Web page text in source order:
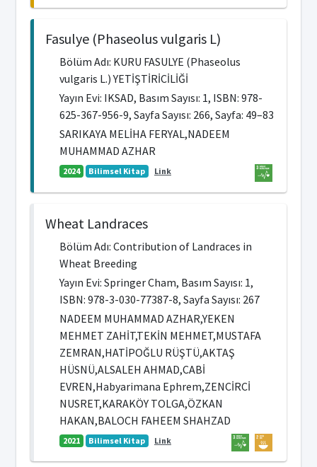
Fasulye (Phaseolus vulgaris L)
Bölüm Adı: KURU FASULYE (Phaseolus
vulgaris L.) YETİŞTİRİCİLİĞİ
Yayın Evi: IKSAD, Basım Sayısı: 1, ISBN: 978-
625-367-956-9, Sayfa Sayısı: 266, Sayfa: 49–83
SARIKAYA MELİHA FERYAL,NADEEM
MUHAMMAD AZHAR
2024 Bilimsel Kitap Link
Wheat Landraces
Bölüm Adı: Contribution of Landraces in
Wheat Breeding
Yayın Evi: Springer Cham, Basım Sayısı: 1,
ISBN: 978-3-030-77387-8, Sayfa Sayısı: 267
NADEEM MUHAMMAD AZHAR,YEKEN
MEHMET ZAHİT,TEKİN MEHMET,MUSTAFA
ZEMRAN,HATİPOĞLU RÜŞTÜ,AKTAŞ
HÜSNÜ,ALSALEH AHMAD,CABİ
EVREN,Habyarimana Ephrem,ZENCİRCİ
NUSRET,KARAKÖY TOLGA,ÖZKAN
HAKAN,BALOCH FAHEEM SHAHZAD
2021 Bilimsel Kitap Link